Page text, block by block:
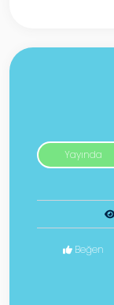
Yayında
Beğen